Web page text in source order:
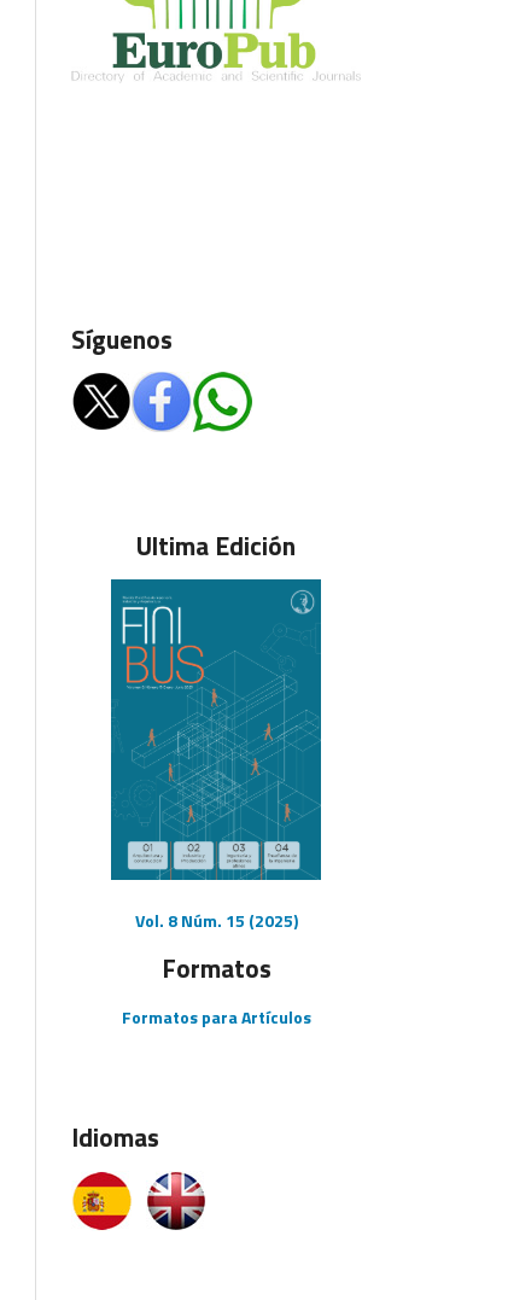
Síguenos
Ultima Edición
Vol. 8 Núm. 15 (2025)
Formatos
Formatos para Artículos
Idiomas